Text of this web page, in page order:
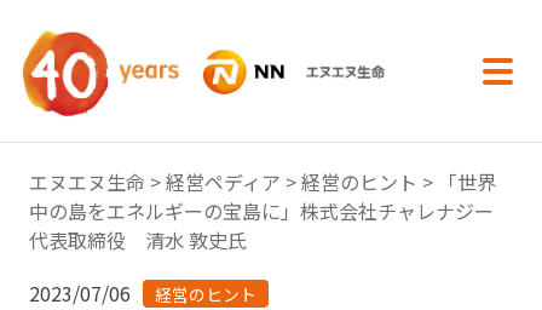
エヌエヌ生命 >経営ペディア >経営のヒント > 「世界
中の島をエネルギーの宝島に」株式会社チャレナジー
代表取締役 清水 敦史氏
2023/07/06
経営のヒント